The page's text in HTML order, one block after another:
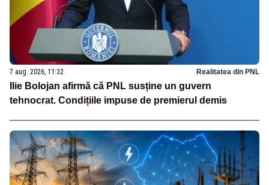
7 aug. 2026, 11:32 Realitatea din PNL
Ilie Bolojan afirmă că PNL susține un guvern
tehnocrat. Condițiile impuse de premierul demis